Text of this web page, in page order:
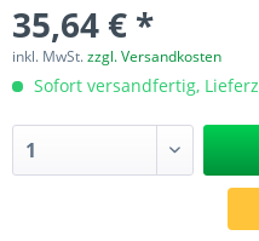
35,64 € *
inkl. MwSt.zzgl. Versandkosten
Sofort versandfertig,